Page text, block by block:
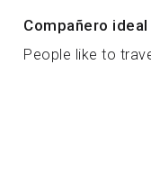
Compañero
People like to